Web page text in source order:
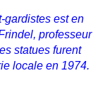
gardistes est en
professeur
statues furent
locale en 1974.